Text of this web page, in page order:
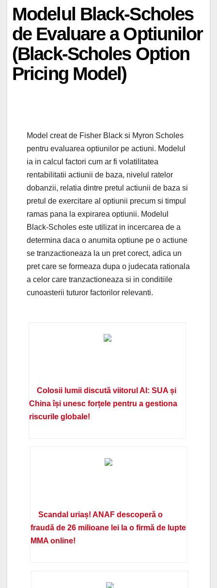
Modelul Black-Scholes
de Evaluare a Optiunilor
(Black-Scholes Option
Pricing Model)
Model creat de Fisher Black si Myron Scholes
pentru evaluarea optiunilor pe actiuni. Modelul
ia in calcul factori cum ar fi volatilitatea
rentabilitatii actiunii de baza, nivelul ratelor
dobanzii, relatia dintre pretul actiunii de baza si
pretul de exercitare al optiunii precum si timpul
ramas pana la expirarea optiunii. Modelul
Black-Scholes este utilizat in incercarea de a
determina daca o anumita optiune pe o actiune
se tranzactioneaza la un pret corect, adica un
pret care se formeaza dupa o judecata rationala
a celor care tranzactioneaza si in conditiile
cunoasterii tuturor factorilor relevanti.
Colosii lumii discută viitorul AI: SUA și
China își unesc forțele pentru a gestiona
riscurile globale!
Scandal uriaș! ANAF descoperă o
fraudă de 26 milioane lei la o firmă de lupte
MMA online!